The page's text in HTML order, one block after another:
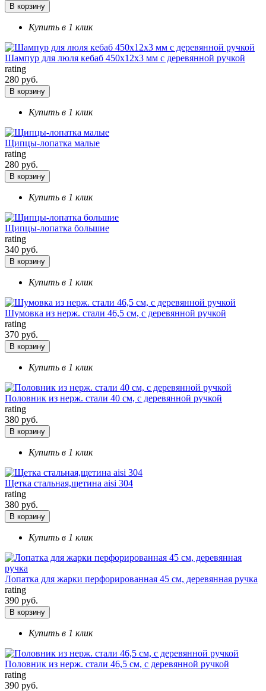
В корзину
Купить в 1 клик
Шампур для люля кебаб 450х12х3 мм с деревянной ручкой
rating
280 руб.
В корзину
Купить в 1 клик
Щипцы-лопатка малые
rating
280 руб.
В корзину
Купить в 1 клик
Щипцы-лопатка большие
rating
340 руб.
В корзину
Купить в 1 клик
Шумовка из нерж. стали 46,5 см, с деревянной ручкой
rating
370 руб.
В корзину
Купить в 1 клик
Половник из нерж. стали 40 см, с деревянной ручкой
rating
380 руб.
В корзину
Купить в 1 клик
Щетка стальная,щетина aisi 304
rating
380 руб.
В корзину
Купить в 1 клик
Лопатка для жарки перфорированная 45 см, деревянная ручка
rating
390 руб.
В корзину
Купить в 1 клик
Половник из нерж. стали 46,5 см, с деревянной ручкой
rating
390 руб.